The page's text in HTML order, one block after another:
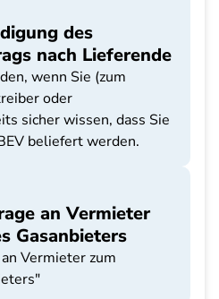
des
nach Lieferende
wenn Sie (zum
oder
sicher wissen, dass Sie
beliefert werden.
an Vermieter
Gasanbieters
Vermieter zum